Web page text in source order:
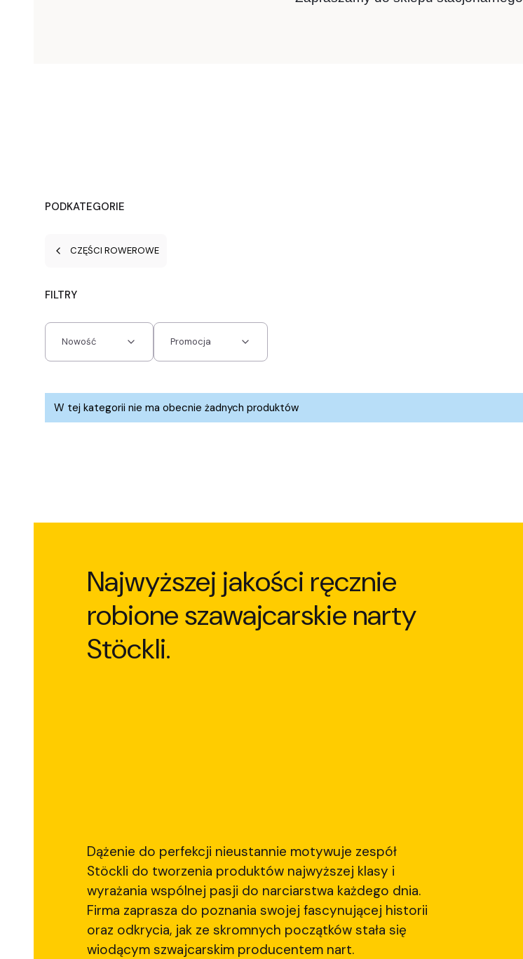
PODKATEGORIE
CZĘŚCI ROWEROWE
FILTRY
Nowość Promocja
Lista produktów
W tej kategorii nie ma obecnie żadnych produktów
Najwyższej jakości ręcznie
robione szawajcarskie narty
Stöckli.
Dążenie do perfekcji nieustannie motywuje zespół
Stöckli do tworzenia produktów najwyższej klasy i
wyrażania wspólnej pasji do narciarstwa każdego dnia.
Firma zaprasza do poznania swojej fascynującej historii
oraz odkrycia, jak ze skromnych początków stała się
wiodącym szwajcarskim producentem nart.